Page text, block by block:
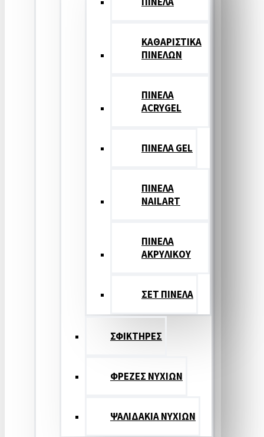
ΚΑΘΑΡΙΣΤΙΚΑ
ΠΙΝΕΛΩΝ
ΠΙΝΕΛΑ
ACRYGEL
ΠΙΝΕΛΑ GEL
ΠΙΝΕΛΑ
NAILART
ΠΙΝΕΛΑ
ΑΚΡΥΛΙΚΟΥ
ΣΕΤ ΠΙΝΕΛA
ΣΦΙΚΤΗΡΕΣ
ΦΡΕΖΕΣ ΝΥΧΙΩΝ
ΨΑΛΙΔΑΚΙΑ ΝΥΧΙΩΝ